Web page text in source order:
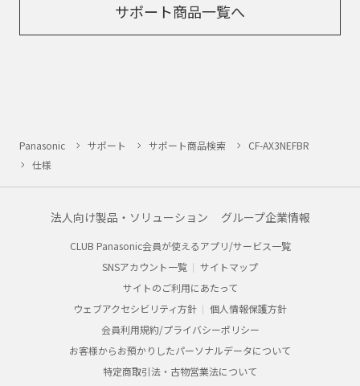
サポート商品一覧へ
Panasonic サポート サポート商品検索
CF-AX3NEFBR
仕様
法人向け製品・ソリューション グループ企業情報
CLUB Panasonic会員が使えるアプリ/サービス一覧
SNSアカウント一覧
サイトマップ
サイトのご利用にあたって
ウェブアクセシビリティ方針
個人情報保護方針
会員利用規約/プライバシーポリシー
お客様からお預かりしたパーソナルデータについて
特定商取引法・古物営業法について